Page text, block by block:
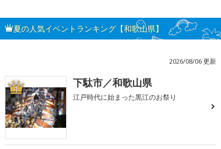
夏の人気イベントランキング【和歌山県】
2026/08/06 更新
1 下駄市／和歌山県
江戸時代に始まった黒江のお祭り